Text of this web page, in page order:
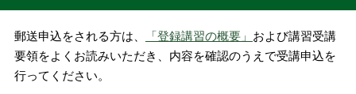
郵送申込をされる方は、 「登録講習の概要」 および講習受講
要領をよくお読みいただき、内容を確認のうえで受講申込を
行ってください。